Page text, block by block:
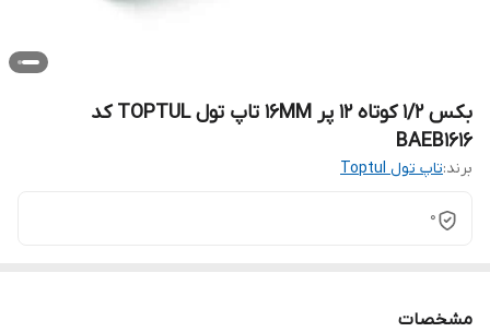
بکس 1/2 کوتاه 12 پر 16MM تاپ تول TOPTUL کد
BAEB1616
برند:تاپ تول Toptul
0
مشخصات